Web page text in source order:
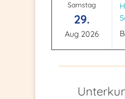
Samstag
29.
Aug 2026